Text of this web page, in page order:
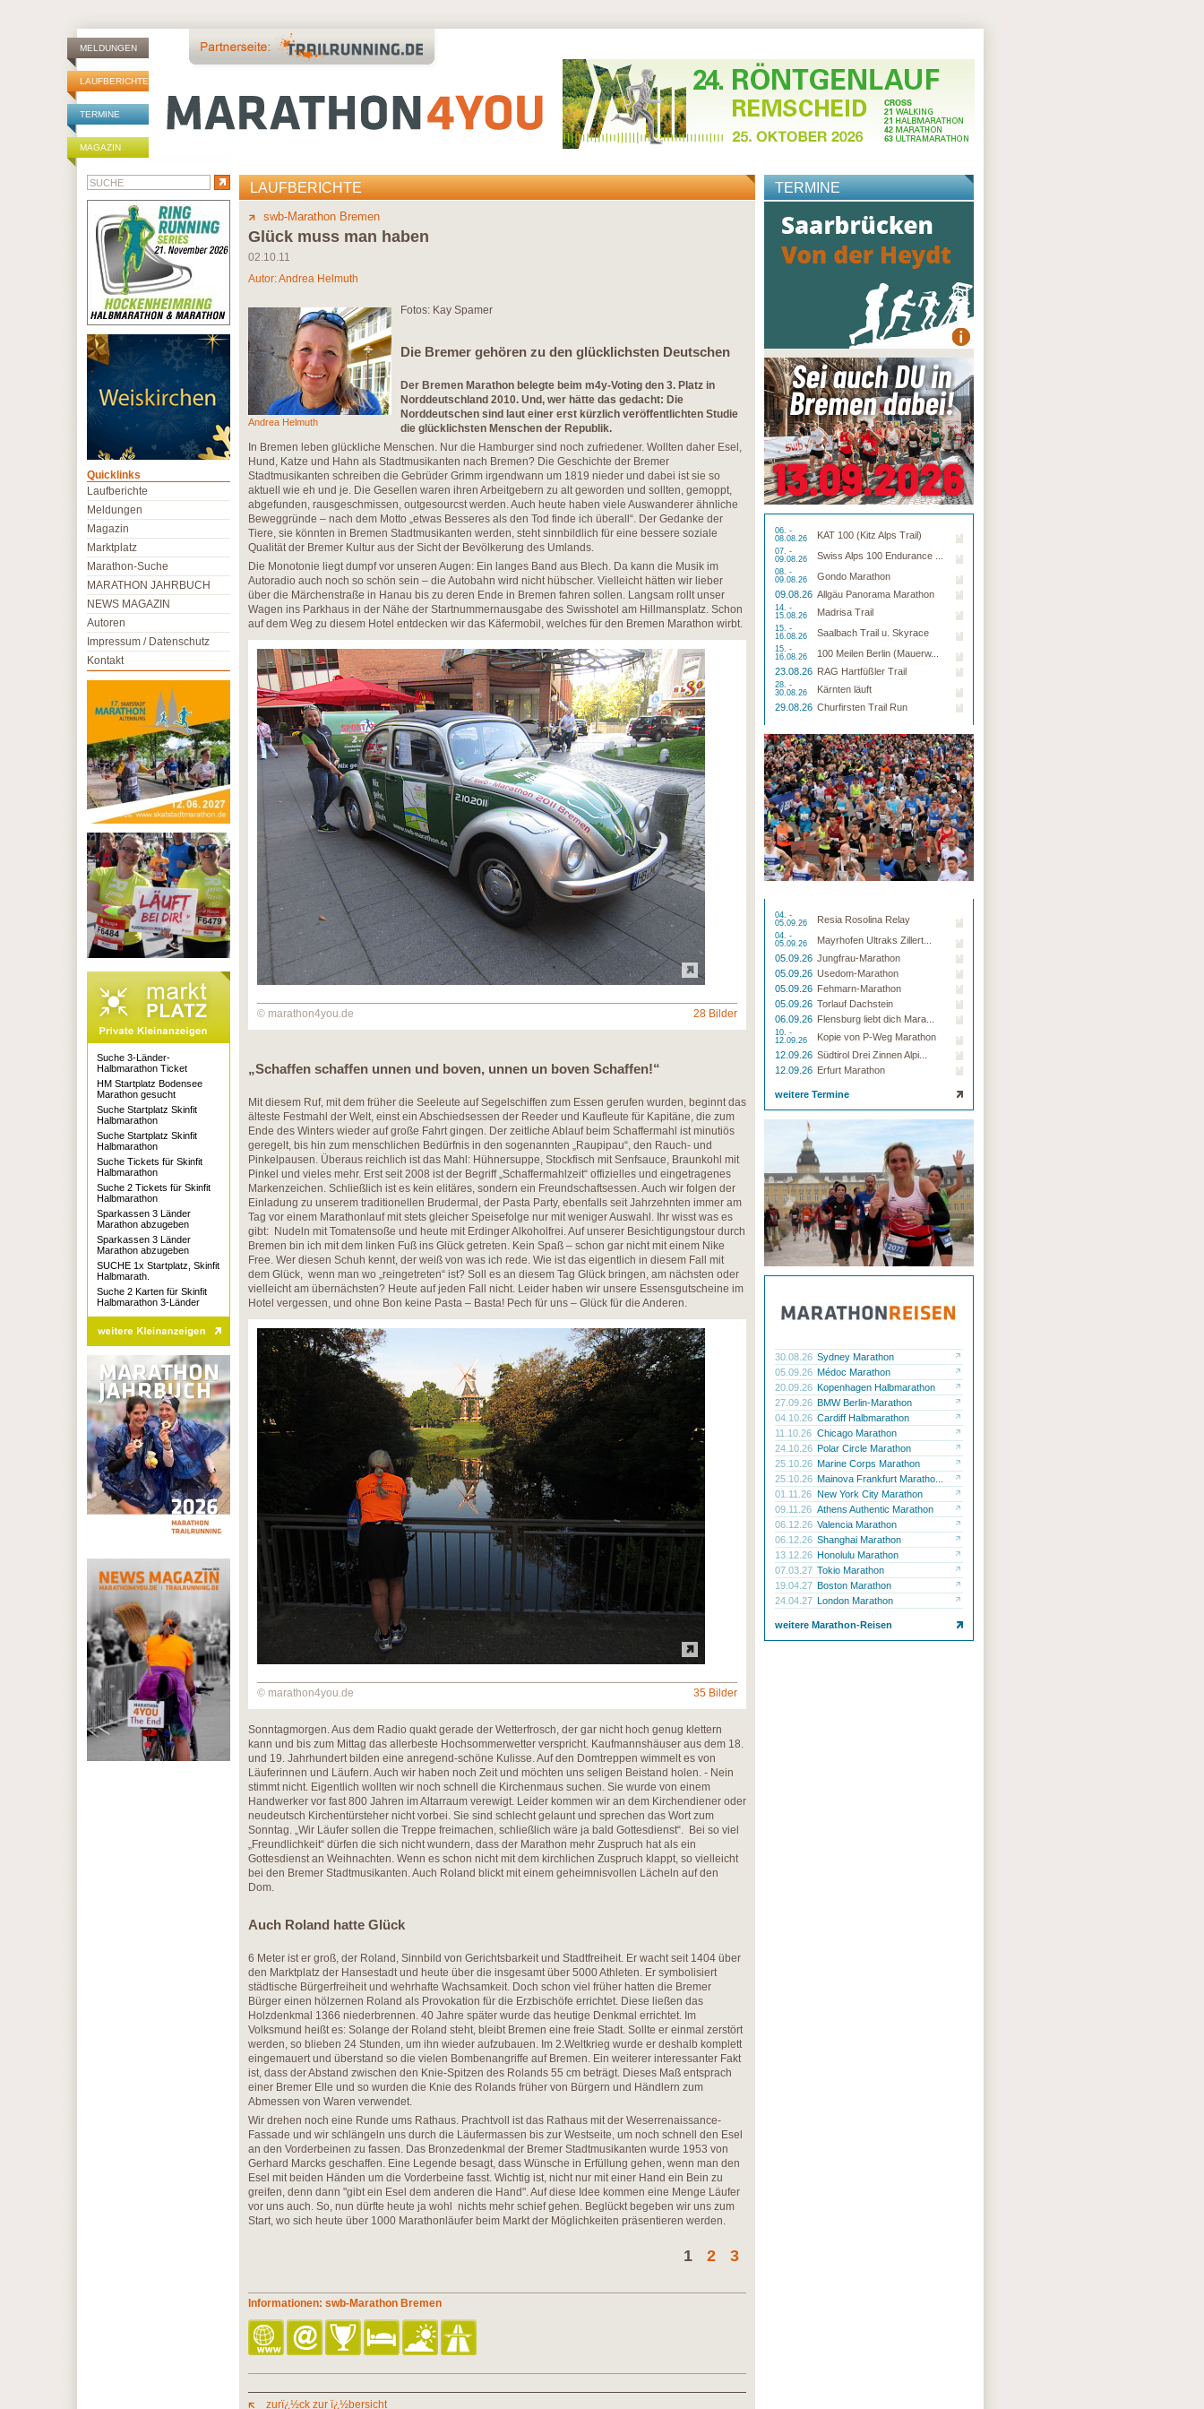
MELDUNGEN
LAUFBERICHTE
TERMINE
MAGAZIN
LAUFBERICHTE
swb-Marathon Bremen
Glück muss man haben
02.10.11
Autor:Andrea Helmuth
Andrea Helmuth
Fotos: Kay Spamer
Die Bremer gehören zu den glücklichsten Deutschen
Der Bremen Marathon belegte beim m4y-Voting den 3. Platz in
Norddeutschland 2010. Und, wer hätte das gedacht: Die
Norddeutschen sind laut einer erst kürzlich veröffentlichten Studie
die glücklichsten Menschen der Republik.
In Bremen leben glückliche Menschen. Nur die Hamburger sind noch zufriedener. Wollten daher Esel,
Hund, Katze und Hahn als Stadtmusikanten nach Bremen? Die Geschichte der Bremer
Stadtmusikanten schreiben die Gebrüder Grimm irgendwann um 1819 nieder und dabei ist sie so
aktuell wie eh und je. Die Gesellen waren ihren Arbeitgebern zu alt geworden und sollten, gemoppt,
abgefunden, rausgeschmissen, outgesourcst werden. Auch heute haben viele Auswanderer ähnliche
Beweggründe – nach dem Motto „etwas Besseres als den Tod finde ich überall“. Der Gedanke der
Tiere, sie könnten in Bremen Stadtmusikanten werden, steht sinnbildlich für eine bessere soziale
Qualität der Bremer Kultur aus der Sicht der Bevölkerung des Umlands.
Die Monotonie liegt dumpf vor unseren Augen: Ein langes Band aus Blech. Da kann die Musik im
Autoradio auch noch so schön sein – die Autobahn wird nicht hübscher. Vielleicht hätten wir lieber
über die Märchenstraße in Hanau bis zu deren Ende in Bremen fahren sollen. Langsam rollt unser
Wagen ins Parkhaus in der Nähe der Startnummernausgabe des Swisshotel am Hillmansplatz. Schon
auf dem Weg zu diesem Hotel entdecken wir das Käfermobil, welches für den Bremen Marathon wirbt.
© marathon4you.de 28 Bilder
„Schaffen schaffen unnen und boven, unnen un boven Schaffen!“
Mit diesem Ruf, mit dem früher die Seeleute auf Segelschiffen zum Essen gerufen wurden, beginnt das
älteste Festmahl der Welt, einst ein Abschiedsessen der Reeder und Kaufleute für Kapitäne, die zum
Ende des Winters wieder auf große Fahrt gingen. Der zeitliche Ablauf beim Schaffermahl ist minutiös
geregelt, bis hin zum menschlichen Bedürfnis in den sogenannten „Raupipau“, den Rauch- und
Pinkelpausen. Überaus reichlich ist das Mahl: Hühnersuppe, Stockfisch mit Senfsauce, Braunkohl mit
Pinkel und vieles mehr. Erst seit 2008 ist der Begriff „Schaffermahlzeit“ offizielles und eingetragenes
Markenzeichen. Schließlich ist es kein elitäres, sondern ein Freundschaftsessen. Auch wir folgen der
Einladung zu unserem traditionellen Brudermal, der Pasta Party, ebenfalls seit Jahrzehnten immer am
Tag vor einem Marathonlauf mit stets gleicher Speisefolge nur mit weniger Auswahl. Ihr wisst was es
gibt: Nudeln mit Tomatensoße und heute mit Erdinger Alkoholfrei. Auf unserer Besichtigungstour durch
Bremen bin ich mit dem linken Fuß ins Glück getreten. Kein Spaß – schon gar nicht mit einem Nike
Free. Wer diesen Schuh kennt, der weiß von was ich rede. Wie ist das eigentlich in diesem Fall mit
dem Glück, wenn man wo „reingetreten“ ist? Soll es an diesem Tag Glück bringen, am nächsten oder
vielleicht am übernächsten? Heute auf jeden Fall nicht. Leider haben wir unsere Essensgutscheine im
Hotel vergessen, und ohne Bon keine Pasta – Basta! Pech für uns – Glück für die Anderen.
© marathon4you.de 35 Bilder
Sonntagmorgen. Aus dem Radio quakt gerade der Wetterfrosch, der gar nicht hoch genug klettern
kann und bis zum Mittag das allerbeste Hochsommerwetter verspricht. Kaufmannshäuser aus dem 18.
und 19. Jahrhundert bilden eine anregend-schöne Kulisse. Auf den Domtreppen wimmelt es von
Läuferinnen und Läufern. Auch wir haben noch Zeit und möchten uns seligen Beistand holen. - Nein
stimmt nicht. Eigentlich wollten wir noch schnell die Kirchenmaus suchen. Sie wurde von einem
Handwerker vor fast 800 Jahren im Altarraum verewigt. Leider kommen wir an dem Kirchendiener oder
neudeutsch Kirchentürsteher nicht vorbei. Sie sind schlecht gelaunt und sprechen das Wort zum
Sonntag. „Wir Läufer sollen die Treppe freimachen, schließlich wäre ja bald Gottesdienst“. Bei so viel
„Freundlichkeit“ dürfen die sich nicht wundern, dass der Marathon mehr Zuspruch hat als ein
Gottesdienst an Weihnachten. Wenn es schon nicht mit dem kirchlichen Zuspruch klappt, so vielleicht
bei den Bremer Stadtmusikanten. Auch Roland blickt mit einem geheimnisvollen Lächeln auf den
Dom.
Auch Roland hatte Glück
6 Meter ist er groß, der Roland, Sinnbild von Gerichtsbarkeit und Stadtfreiheit. Er wacht seit 1404 über
den Marktplatz der Hansestadt und heute über die insgesamt über 5000 Athleten. Er symbolisiert
städtische Bürgerfreiheit und wehrhafte Wachsamkeit. Doch schon viel früher hatten die Bremer
Bürger einen hölzernen Roland als Provokation für die Erzbischöfe errichtet. Diese ließen das
Holzdenkmal 1366 niederbrennen. 40 Jahre später wurde das heutige Denkmal errichtet. Im
Volksmund heißt es: Solange der Roland steht, bleibt Bremen eine freie Stadt. Sollte er einmal zerstört
werden, so blieben 24 Stunden, um ihn wieder aufzubauen. Im 2.Weltkrieg wurde er deshalb komplett
eingemauert und überstand so die vielen Bombenangriffe auf Bremen. Ein weiterer interessanter Fakt
ist, dass der Abstand zwischen den Knie-Spitzen des Rolands 55 cm beträgt. Dieses Maß entsprach
einer Bremer Elle und so wurden die Knie des Rolands früher von Bürgern und Händlern zum
Abmessen von Waren verwendet.
Wir drehen noch eine Runde ums Rathaus. Prachtvoll ist das Rathaus mit der Weserrenaissance-
Fassade und wir schlängeln uns durch die Läufermassen bis zur Westseite, um noch schnell den Esel
an den Vorderbeinen zu fassen. Das Bronzedenkmal der Bremer Stadtmusikanten wurde 1953 von
Gerhard Marcks geschaffen. Eine Legende besagt, dass Wünsche in Erfüllung gehen, wenn man den
Esel mit beiden Händen um die Vorderbeine fasst. Wichtig ist, nicht nur mit einer Hand ein Bein zu
greifen, denn dann "gibt ein Esel dem anderen die Hand". Auf diese Idee kommen eine Menge Läufer
vor uns auch. So, nun dürfte heute ja wohl nichts mehr schief gehen. Beglückt begeben wir uns zum
Start, wo sich heute über 1000 Marathonläufer beim Markt der Möglichkeiten präsentieren werden.
1 2 3
Informationen: swb-Marathon Bremen
zurï¿½ck zur ï¿½bersicht
TERMINE
06. -
08.08.26
KAT 100 (Kitz Alps Trail)
07. -
09.08.26
Swiss Alps 100 Endurance ...
08. -
09.08.26
Gondo Marathon
09.08.26 Allgäu Panorama Marathon
14. -
15.08.26
Madrisa Trail
15. -
16.08.26
Saalbach Trail u. Skyrace
15. -
16.08.26
100 Meilen Berlin (Mauerw...
23.08.26 RAG Hartfüßler Trail
28. -
30.08.26
Kärnten läuft
29.08.26 Churfirsten Trail Run
04. -
05.09.26
Resia Rosolina Relay
04. -
05.09.26
Mayrhofen Ultraks Zillert...
05.09.26 Jungfrau-Marathon
05.09.26 Usedom-Marathon
05.09.26 Fehmarn-Marathon
05.09.26 Torlauf Dachstein
06.09.26 Flensburg liebt dich Mara...
10. -
12.09.26
Kopie von P-Weg Marathon
12.09.26 Südtirol Drei Zinnen Alpi...
12.09.26 Erfurt Marathon
weitere Termine
30.08.26 Sydney Marathon
05.09.26 Médoc Marathon
20.09.26 Kopenhagen Halbmarathon
27.09.26 BMW Berlin-Marathon
04.10.26 Cardiff Halbmarathon
11.10.26 Chicago Marathon
24.10.26 Polar Circle Marathon
25.10.26 Marine Corps Marathon
25.10.26 Mainova Frankfurt Maratho...
01.11.26 New York City Marathon
09.11.26 Athens Authentic Marathon
06.12.26 Valencia Marathon
06.12.26 Shanghai Marathon
13.12.26 Honolulu Marathon
07.03.27 Tokio Marathon
19.04.27 Boston Marathon
24.04.27 London Marathon
weitere Marathon-Reisen
Quicklinks
Laufberichte
Meldungen
Magazin
Marktplatz
Marathon-Suche
MARATHON JAHRBUCH
NEWS MAGAZIN
Autoren
Impressum / Datenschutz
Kontakt
Suche 3-Länder-
Halbmarathon Ticket
HM Startplatz Bodensee
Marathon gesucht
Suche Startplatz Skinfit
Halbmarathon
Suche Startplatz Skinfit
Halbmarathon
Suche Tickets für Skinfit
Halbmarathon
Suche 2 Tickets für Skinfit
Halbmarathon
Sparkassen 3 Länder
Marathon abzugeben
Sparkassen 3 Länder
Marathon abzugeben
SUCHE 1x Startplatz, Skinfit
Halbmarath.
Suche 2 Karten für Skinfit
Halbmarathon 3-Länder